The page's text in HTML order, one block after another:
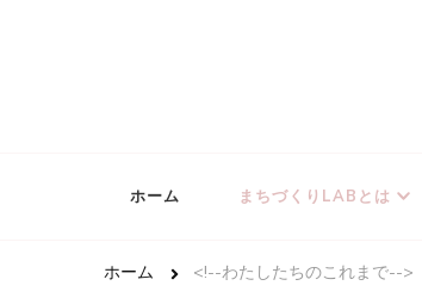
ホーム まちづくりLABとは
ホーム <!--わたしたちのこれまで-->